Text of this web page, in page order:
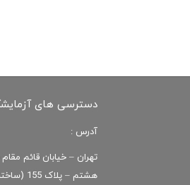
دسترسی های
آدرس :
تهران – خیابان قائم